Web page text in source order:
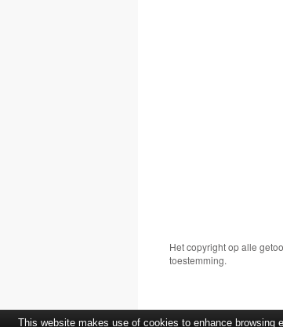
Het copyright op alle
toestemming.
This website makes use of cookies to enhance browsing